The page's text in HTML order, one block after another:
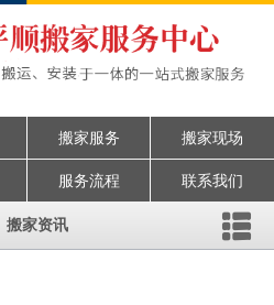
搬家服务 搬家现场
服务流程 联系我们
搬家资讯